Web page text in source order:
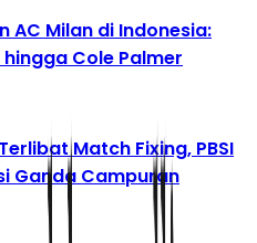
AC Milan di Indonesia:
Cole Palmer
Match Fixing, PBSI
Ganda Campuran